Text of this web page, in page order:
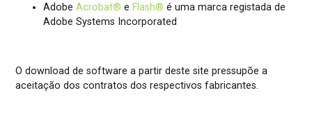
AdobeAcrobat® e Flash® é uma marca registada de
Adobe Systems Incorporated
O download de software a partir deste site pressupõe a
aceitação dos contratos dos respectivos fabricantes.